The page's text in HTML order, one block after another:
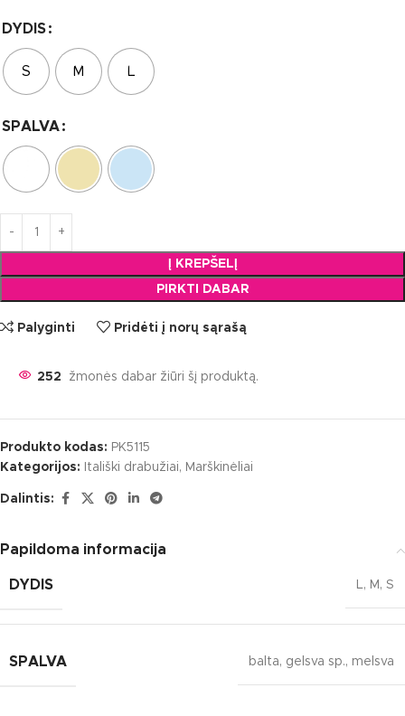
DYDIS
S M L
SPALVA
Į KREPŠELĮ
PIRKTI DABAR
Palyginti Pridėti į norų sąrašą
252 žmonės dabar žiūri šį produktą.
Produkto kodas: PK5115
Kategorijos:
Itališki drabužiai, Marškinėliai
Dalintis:
Papildoma informacija
DYDIS L, M , S
SPALVA balta, gelsva sp., melsva